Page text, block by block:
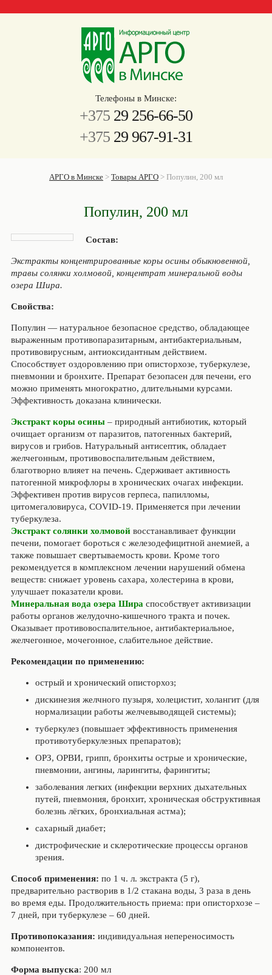
Телефоны в Минске:
+375 29 256-66-50
+375 29 967-91-31
АРГО в Минске > Товары АРГО > Популин, 200 мл
Популин, 200 мл
Состав:
Экстракты концентрированные коры осины обыкновенной,
травы солянки холмовой, концентрат минеральной воды
озера Шира.
Свойства:
Популин — натуральное безопасное средство, обладающее
выраженным противопаразитарным, антибактериальным,
противовирусным, антиоксидантным действием.
Способствует оздоровлению при описторхозе, туберкулезе,
пневмонии и бронхите. Препарат безопасен для печени, его
можно применять многократно, длительными курсами.
Эффективность доказана клинически.
Экстракт коры осины – природный антибиотик, который
очищает организм от паразитов, патогенных бактерий,
вирусов и грибов. Натуральный антисептик, обладает
желчегонным, противовоспалительным действием,
благотворно влияет на печень. Сдерживает активность
патогенной микрофлоры в хронических очагах инфекции.
Эффективен против вирусов герпеса, папилломы,
цитомегаловируса, COVID-19. Применяется при лечении
туберкулеза.
Экстракт солянки холмовойвосстанавливает функции
печени, помогает бороться с железодефицитной анемией, а
также повышает свертываемость крови. Кроме того
рекомендуется в комплексном лечении нарушений обмена
веществ: снижает уровень сахара, холестерина в крови,
улучшает показатели крови.
Минеральная вода озера Шира способствует активизации
работы органов желудочно-кишечного тракта и почек.
Оказывает противовоспалительное, антибактериальное,
желчегонное, мочегонное, слабительное действие.
Рекомендации по применению:
острый и хронический описторхоз;
дискинезия желчного пузыря, холецистит, холангит (для
нормализации работы желчевыводящей системы);
туберкулез (повышает эффективность применения
противотуберкулезных препаратов);
ОРЗ, ОРВИ, грипп, бронхиты острые и хронические,
пневмонии, ангины, ларингиты, фарингиты;
заболевания легких (инфекции верхних дыхательных
путей, пневмония, бронхит, хроническая обструктивная
болезнь лёгких, бронхиальная астма);
сахарный диабет;
дистрофические и склеротические процессы органов
зрения.
Способ применения: по 1 ч. л. экстракта (5 г),
предварительно растворив в 1/2 стакана воды, 3 раза в день
во время еды. Продолжительность приема: при описторхозе –
7 дней, при туберкулезе – 60 дней.
Противопоказания: индивидуальная непереносимость
компонентов.
Форма выпуска: 200 мл